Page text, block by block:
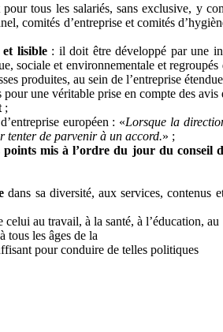
tous les salariés, sans exclusive, y
comités d’entreprise et comités
lisible : il doit être développé par une
sociale et environnementale et
produites, au sein de l’entreprise
une véritable prise en compte des
;
européen : «Lorsque la
tenter de parvenir à un accord.» ;
mis à l’ordre du jour du conseil
dans sa diversité, aux services,
celui au travail, à la santé, à l’éducation, au
à tous les âges de la
pour conduire de telles politiques